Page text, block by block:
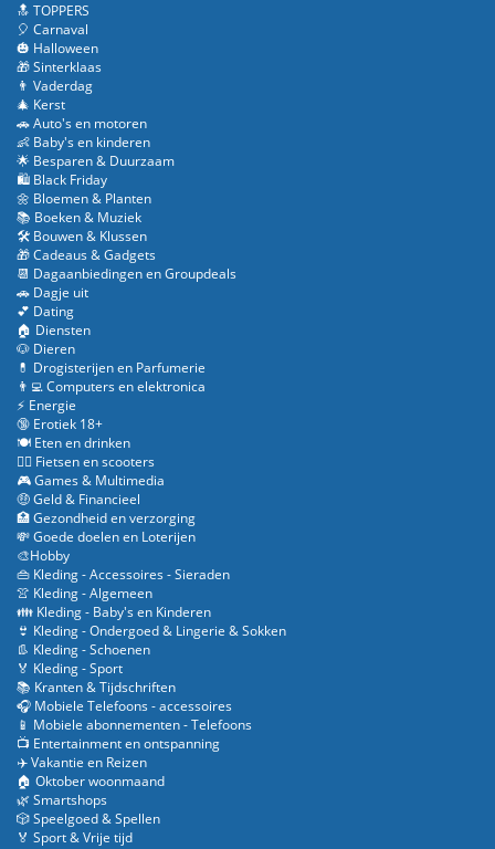
🔝 TOPPERS
🎈 Carnaval
🎃 Halloween
🎁 Sinterklaas
👨 Vaderdag
🎄 Kerst
🚗 Auto's en motoren
👶 Baby's en kinderen
🌟 Besparen & Duurzaam
🛍️ Black Friday
🌼 Bloemen & Planten
📚 Boeken & Muziek
🛠️ Bouwen & Klussen
🎁 Cadeaus & Gadgets
📆 Dagaanbiedingen en Groupdeals
🚗 Dagje uit
💕 Dating
🏠 Diensten
🐶 Dieren
💊 Drogisterijen en Parfumerie
👨‍💻 Computers en elektronica
⚡ Energie
🔞 Erotiek 18+
🍽️ Eten en drinken
🚴‍♂️ Fietsen en scooters
🎮 Games & Multimedia
🤑 Geld & Financieel
🏥 Gezondheid en verzorging
💸 Goede doelen en Loterijen
🎨Hobby
👜 Kleding - Accessoires - Sieraden
👚 Kleding - Algemeen
👪 Kleding - Baby's en Kinderen
👙 Kleding - Ondergoed & Lingerie & Sokken
👢 Kleding - Schoenen
🏅 Kleding - Sport
📚 Kranten & Tijdschriften
🎧 Mobiele Telefoons - accessoires
📱 Mobiele abonnementen - Telefoons
📺 Entertainment en ontspanning
✈️ Vakantie en Reizen
🏠 Oktober woonmaand
🌿 Smartshops
🎲 Speelgoed & Spellen
🏅 Sport & Vrije tijd